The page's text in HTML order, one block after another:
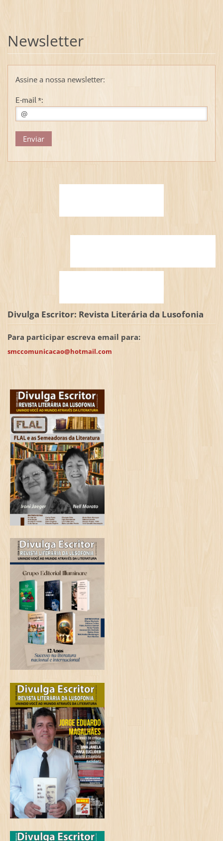
Newsletter
Assine a nossa newsletter:
E-mail *:
Divulga Escritor: Revista Literária da Lusofonia
Para participar escreva email para:
smccomunicacao@hotmail.com